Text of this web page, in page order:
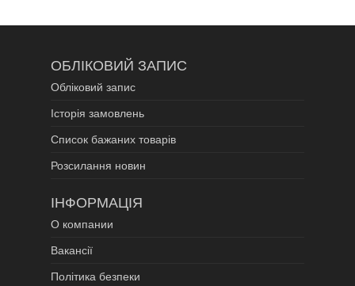
ОБЛІКОВИЙ ЗАПИС
Обліковий запис
Історія замовлень
Список бажаних товарів
Розсилання новин
ІНФОРМАЦІЯ
О компании
Вакансії
Політика безпеки